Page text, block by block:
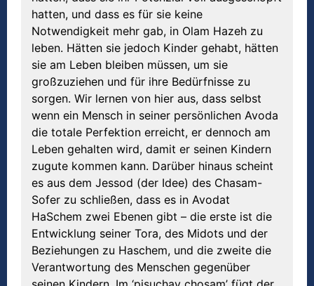
hatten, und dass es für sie keine
Notwendigkeit mehr gab, in Olam Hazeh zu
leben. Hätten sie jedoch Kinder gehabt, hätten
sie am Leben bleiben müssen, um sie
großzuziehen und für ihre Bedürfnisse zu
sorgen. Wir lernen von hier aus, dass selbst
wenn ein Mensch in seiner persönlichen Avoda
die totale Perfektion erreicht, er dennoch am
Leben gehalten wird, damit er seinen Kindern
zugute kommen kann. Darüber hinaus scheint
es aus dem Jessod (der Idee) des Chasam-
Sofer zu schließen, dass es in Avodat
HaSchem zwei Ebenen gibt – die erste ist die
Entwicklung seiner Tora, des Midots und der
Beziehungen zu Haschem, und die zweite die
Verantwortung des Menschen gegenüber